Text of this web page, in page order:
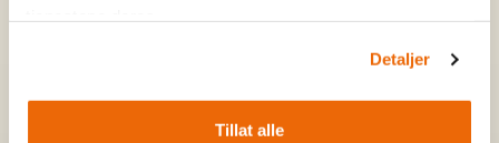
Detaljer
Tillat alle
Ved at tilmelde dig accepterer du, at vi kan sende dig
aktuelle tilbud og nyheder fra Tyin-Filefjell. Du kan til enhver